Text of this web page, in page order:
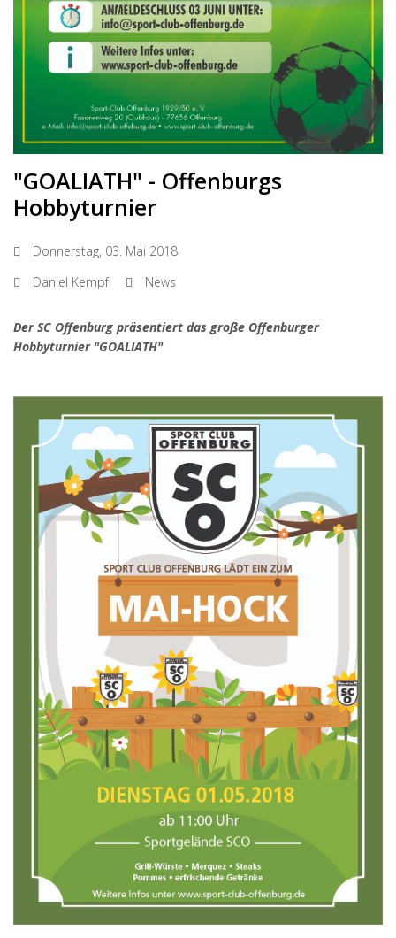
"GOALIATH" - Offenburgs
Hobbyturnier
Donnerstag, 03. Mai 2018
Daniel Kempf
News
Der SC Offenburg präsentiert das große Offenburger
Hobbyturnier "GOALIATH"